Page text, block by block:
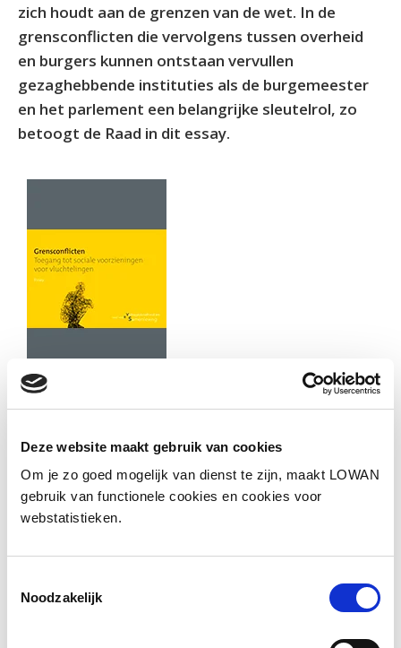
Deze website maakt gebruik van cookies
Om je zo goed mogelijk van dienst te zijn, maakt LOWAN
gebruik van functionele cookies en cookies voor
webstatistieken.
Noodzakelijk
zich houdt aan de grenzen van de wet. In de
grensconflicten die vervolgens tussen overheid
en burgers kunnen ontstaan vervullen
gezaghebbende instituties als de burgemeester
en het parlement een belangrijke sleutelrol, zo
betoogt de Raad in dit essay.
Informatie
Samenleving